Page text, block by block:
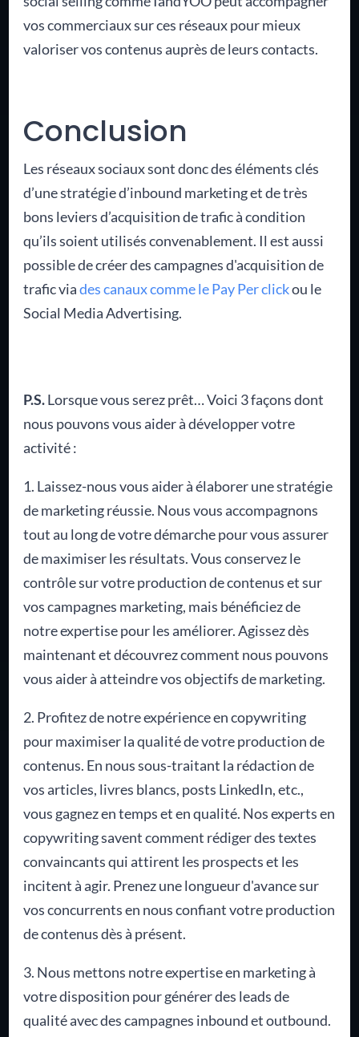
vos commerciaux sur ces réseaux pour mieux
valoriser vos contenus auprès de leurs contacts.
Conclusion
Les réseaux sociaux sont donc des éléments clés
d’une stratégie d’inbound marketing et de très
bons leviers d’acquisition de trafic à condition
qu’ils soient utilisés convenablement. Il est aussi
possible de créer des campagnes d'acquisition de
trafic viades canaux comme le Pay Per clickou le
Social Media Advertising.
P.S.Lorsque vous serez prêt… Voici 3 façons dont
nous pouvons vous aider à développer votre
activité :
1. Laissez-nous vous aider à élaborer une stratégie
de marketing réussie. Nous vous accompagnons
tout au long de votre démarche pour vous assurer
de maximiser les résultats. Vous conservez le
contrôle sur votre production de contenus et sur
vos campagnes marketing, mais bénéficiez de
notre expertise pour les améliorer. Agissez dès
maintenant et découvrez comment nous pouvons
vous aider à atteindre vos objectifs de marketing.
2. Profitez de notre expérience en copywriting
pour maximiser la qualité de votre production de
contenus. En nous sous-traitant la rédaction de
vos articles, livres blancs, posts LinkedIn, etc.,
vous gagnez en temps et en qualité. Nos experts en
copywriting savent comment rédiger des textes
convaincants qui attirent les prospects et les
incitent à agir. Prenez une longueur d'avance sur
vos concurrents en nous confiant votre production
de contenus dès à présent.
3. Nous mettons notre expertise en marketing à
votre disposition pour générer des leads de
qualité avec des campagnes inbound et outbound.